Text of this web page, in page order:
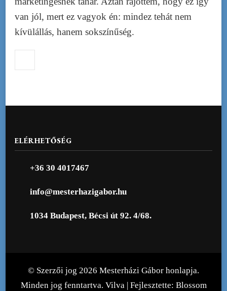
van jól, mert ez vagyok én: mindez tehát nem
kívülállás, hanem sokszínűség.
ELÉRHETŐSÉG
+36 30 4017467
info@mesterhazigabor.hu
1034 Budapest, Bécsi út 92. 4/68.
© Szerzői jog 2026 Mesterházi Gábor honlapja.
Minden jog fenntartva. Vilva | Fejlesztette: Blossom